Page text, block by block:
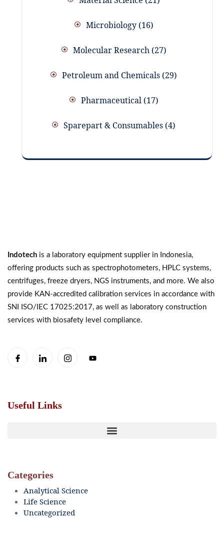
Microbiology 16
Molecular Research 27
Petroleum and Chemicals 29
Pharmaceutical 17
Sparepart & Consumables 4
Indotech is a laboratory equipment supplier in Indonesia,
offering products such as spectrophotometers, HPLC systems,
centrifuges, freeze dryers, NGS instruments, and more. We also
provide KAN-accredited calibration services in accordance with
SNI ISO/IEC 17025:2017, as well as laboratory construction
services with biosafety level compliance.
Useful Links
Categories
Analytical Science
Life Science
Uncategorized